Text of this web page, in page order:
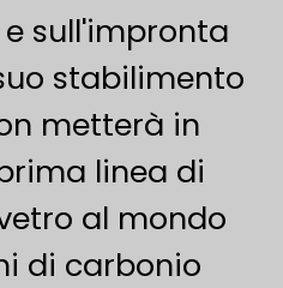
sull'impronta
stabilimento
metterà in
linea di
al mondo
di carbonio